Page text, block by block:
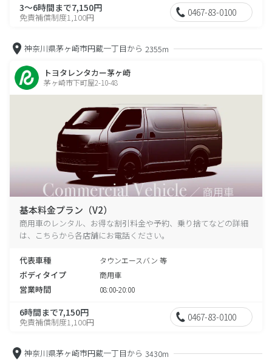
3～6時間まで7,150円
免責補償制度1,100円 0467-83-0100
神奈川県茅ヶ崎市円蔵一丁目から 2355m
トヨタレンタカー茅ヶ崎
茅ヶ崎市下町屋2-10-48
基本料金プラン（V2）
商用車のレンタル、お得な割引料金や予約、乗り捨てなどの詳細
は、こちらから各店舗にお電話ください。
代表車種 タウンエースバン 等
ボディタイプ 商用車
営業時間 08:00-20:00
6時間まで7,150円
免責補償制度1,100円 0467-83-0100
神奈川県茅ヶ崎市円蔵一丁目から 3430m